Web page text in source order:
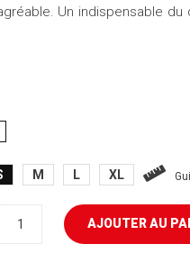
Un indispensable du
M L XL
AJOUTER AU